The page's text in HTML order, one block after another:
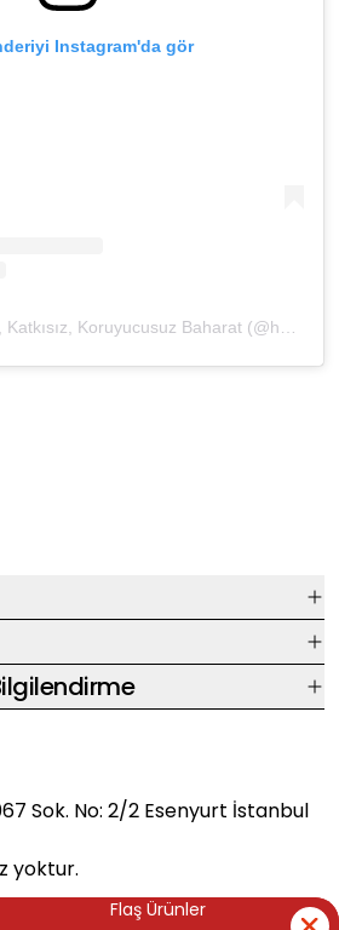
Instagram'da gör
Sok. No: 2/2 Esenyurt İstanbul
yoktur.
Flaş Ürünler
Flaş Ürünler